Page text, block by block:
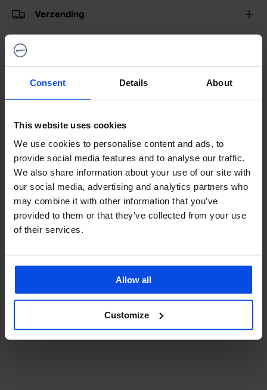
Consent Details About
This website uses cookies
We use cookies to personalise content and ads, to
provide social media features and to analyse our traffic.
We also share information about your use of our site with
our social media, advertising and analytics partners who
may combine it with other information that you’ve
provided to them or that they’ve collected from your use
of their services.
Allow all
Customize
Verzending
Merken
Categorieën
Delen:
VOLG ONS OP TIKTOK